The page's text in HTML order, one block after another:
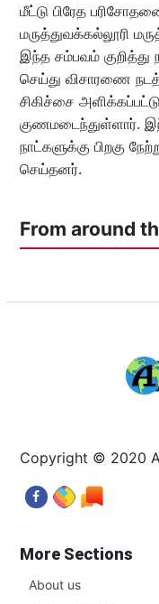
மீட்டு பிரேத
மருத்துவக்கல்லூரி
இந்த சம்பவம் குறித்து
செய்து விசாரணை
சிகிச்சை
குணமடைந்துள்ளார்.
நாட்களுக்கு பிறகு
செய்தனர்.
From around
Copyright © 2020
More Sections
About us